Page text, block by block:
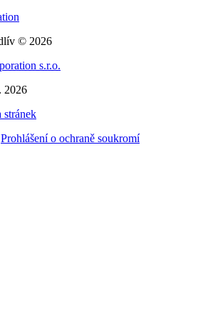
© 2026
s.r.o.
2026
stránek
Prohlášení o ochraně soukromí